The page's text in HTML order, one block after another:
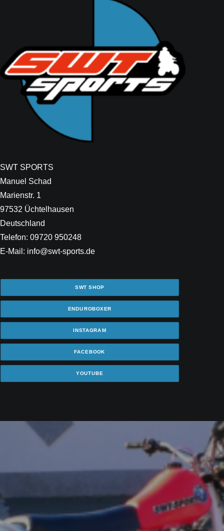
SWT SPORTS
Manuel Schad
Marienstr. 1
97532 Üchtelhausen
Deutschland
Telefon: 09720 950248
E-Mail: info@swt-sports.de
SWT SHOP
ENDUROBOXER
INSTAGRAM
FACEBOOK
YOUTUBE